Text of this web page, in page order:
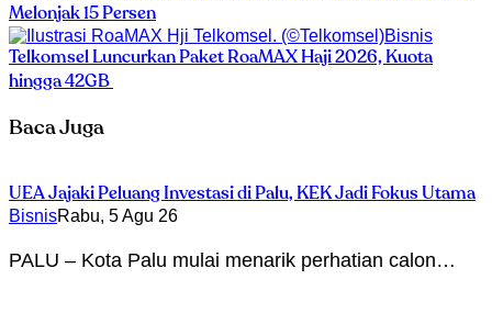
Melonjak 15 Persen
Bisnis
Telkomsel Luncurkan Paket RoaMAX Haji 2026, Kuota
hingga 42GB
Baca Juga
UEA Jajaki Peluang Investasi di Palu, KEK Jadi Fokus Utama
BisnisRabu, 5 Agu 26
PALU – Kota Palu mulai menarik perhatian calon…